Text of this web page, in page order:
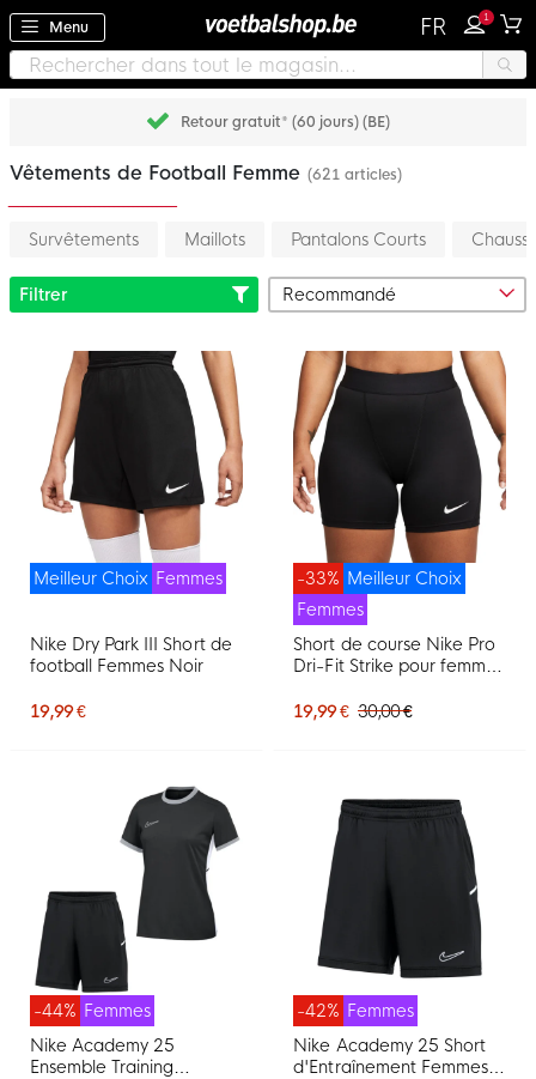
Menu FR 1
Retour gratuit* (60 jours) (BE)
Vêtements de Football Femme (621 articles)
Survêtements Maillots Pantalons Courts
Filtrer
Meilleur Choix Femmes
Nike Dry Park III Short de
football Femmes Noir
19,99 €
Meilleur Choix
-33%
Femmes
Short de course Nike Pro
Dri-Fit Strike pour femme,
19,99 € 30,00 €
-44% Femmes
Nike Academy 25
Ensemble Training
-42% Femmes
Nike Academy 25 Short
d'Entraînement Femmes